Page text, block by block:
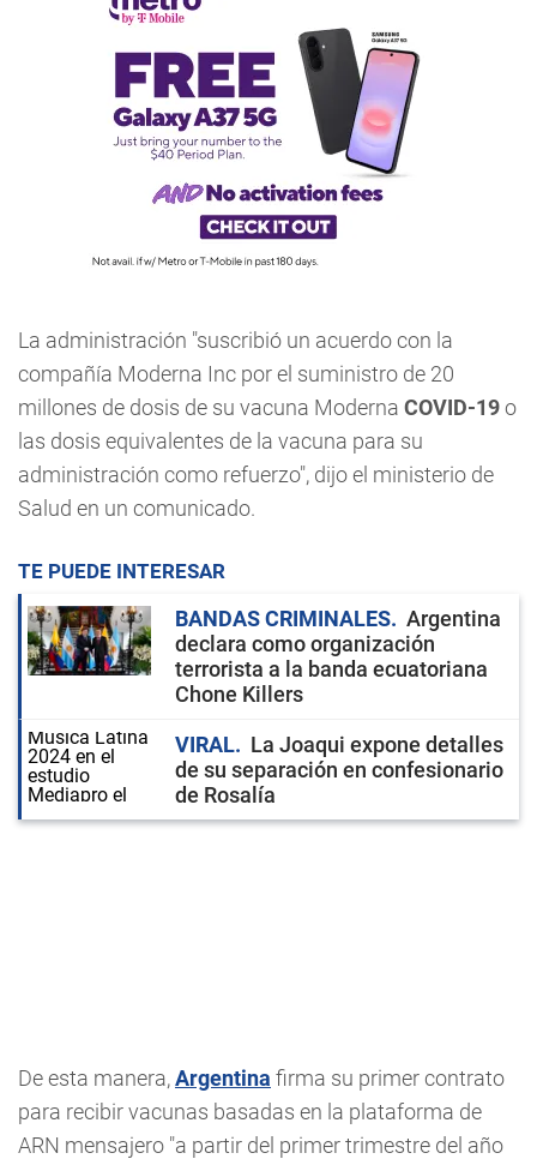
La administración "suscribió un acuerdo con la
compañía Moderna Inc por el suministro de 20
millones de dosis de su vacuna Moderna COVID-19o
las dosis equivalentes de la vacuna para su
administración como refuerzo", dijo el ministerio de
Salud en un comunicado.
TE PUEDE INTERESAR
BANDAS CRIMINALES
Argentina
declara como organización
terrorista a la banda ecuatoriana
Chone Killers
VIRAL
La Joaqui expone detalles
de su separación en confesionario
de Rosalía
De esta manera,Argentina firma su primer contrato
para recibir vacunas basadas en la plataforma de
ARN mensajero "a partir del primer trimestre del año